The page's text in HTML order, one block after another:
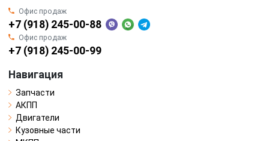
Офис продаж
+7 (918) 245-00-88
Офис продаж
+7 (918) 245-00-99
Навигация
Запчасти
АКПП
Двигатели
Кузовные части